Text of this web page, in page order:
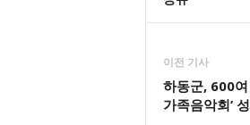
이전 기사
하동군, 600
가족음악회’